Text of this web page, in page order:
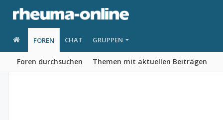
FOREN
Foren durchsuchen Themen mit aktuellen Beiträgen
CHAT GRUPPEN